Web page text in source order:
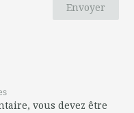
Envoyer
vous devez être